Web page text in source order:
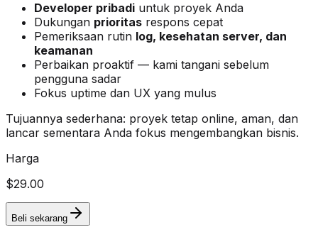
Developer pribadi untuk proyek Anda
Dukungan prioritas respons cepat
Pemeriksaan rutin log, kesehatan server, dan
keamanan
Perbaikan proaktif — kami tangani sebelum
pengguna sadar
Fokus uptime dan UX yang mulus
Tujuannya sederhana: proyek tetap online, aman, dan
lancar sementara Anda fokus mengembangkan bisnis.
Harga
$29.00
Beli sekarang